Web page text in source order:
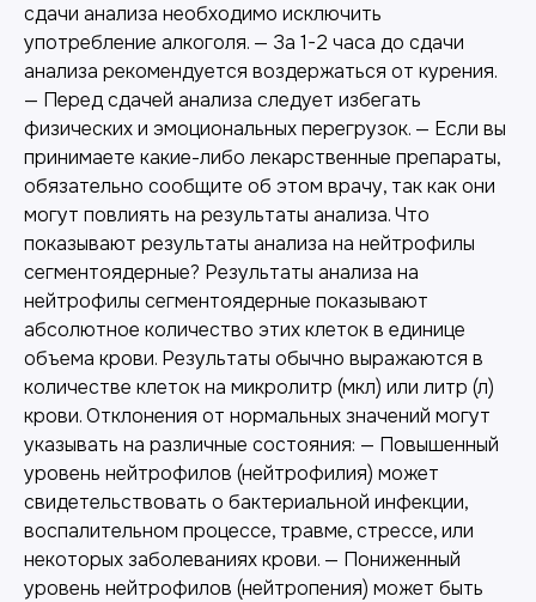
сдачи анализа необходимо исключить
употребление алкоголя. — За 1-2 часа до сдачи
анализа рекомендуется воздержаться от курения.
— Перед сдачей анализа следует избегать
физических и эмоциональных перегрузок. — Если вы
принимаете какие-либо лекарственные препараты,
обязательно сообщите об этом врачу, так как они
могут повлиять на результаты анализа. Что
показывают результаты анализа на нейтрофилы
сегментоядерные? Результаты анализа на
нейтрофилы сегментоядерные показывают
абсолютное количество этих клеток в единице
объема крови. Результаты обычно выражаются в
количестве клеток на микролитр (мкл) или литр (л)
крови. Отклонения от нормальных значений могут
указывать на различные состояния: — Повышенный
уровень нейтрофилов (нейтрофилия) может
свидетельствовать о бактериальной инфекции,
воспалительном процессе, травме, стрессе, или
некоторых заболеваниях крови. — Пониженный
уровень нейтрофилов (нейтропения) может быть